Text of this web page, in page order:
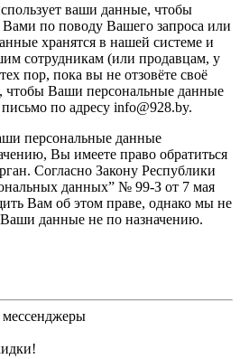
ваши данные, чтобы
Вами по поводу Вашего запроса или
хранятся в нашей системе и
сотрудникам (или продавцам, у
пор, пока вы не отзовёте своё
чтобы Ваши персональные данные
по адресу info@928.by.
персональные данные
Вы имеете право обратиться
Согласно Закону Республики
данных” № 99-З от 7 мая
Вам об этом праве, однако мы не
данные не по назначению.